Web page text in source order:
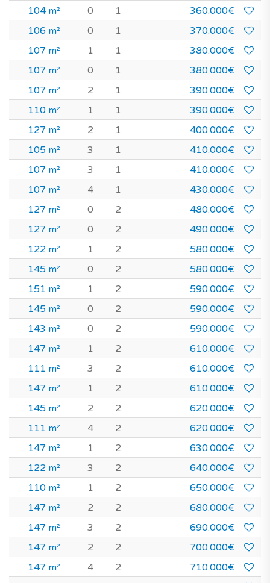
104 m²
0 1
360.000€
106 m²
0 1
370.000€
107 m²
1 1
380.000€
107 m²
0 1
380.000€
107 m²
2 1
390.000€
110 m²
1 1
390.000€
127 m²
2 1
400.000€
105 m²
3 1
410.000€
107 m²
3 1
410.000€
107 m²
4 1
430.000€
127 m²
0 2
480.000€
127 m²
0 2
490.000€
122 m²
1 2
580.000€
145 m²
0 2
580.000€
151 m²
1 2
590.000€
145 m²
0 2
590.000€
143 m²
0 2
590.000€
147 m²
1 2
610.000€
111 m²
3 2
610.000€
147 m²
1 2
610.000€
145 m²
2 2
620.000€
111 m²
4 2
620.000€
147 m²
1 2
630.000€
122 m²
3 2
640.000€
110 m²
1 2
650.000€
147 m²
2 2
680.000€
147 m²
3 2
690.000€
147 m²
2 2
700.000€
147 m²
4 2
710.000€